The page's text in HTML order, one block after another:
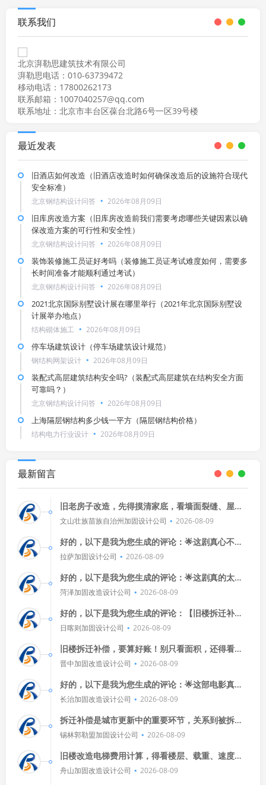
联系我们
北京湃勒思建筑技术有限公司
湃勒思电话：010-63739472
移动电话：17800262173
联系邮箱：1007040257@qq.com
联系地址：北京市丰台区葆台北路6号一区39号楼
最近发表
旧酒店如何改造（旧酒店改造时如何确保改造后的设施符合现代
安全标准）
北京钢结构设计问答 2026年08月09日
旧库房改造方案（旧库房改造前我们需要考虑哪些关键因素以确
保改造方案的可行性和安全性）
北京钢结构设计问答 2026年08月09日
装饰装修施工员证好考吗（装修施工员证考试难度如何，需要多
长时间准备才能顺利通过考试）
北京钢结构设计问答 2026年08月09日
2021北京国际别墅设计展在哪里举行（2021年北京国际别墅设
计展举办地点）
结构砌体施工 2026年08月09日
停车场建筑设计（停车场建筑设计规范）
钢结构网架设计 2026年08月09日
装配式高层建筑结构安全吗?（装配式高层建筑在结构安全方面
可靠吗？）
北京钢结构设计问答 2026年08月09日
上海隔层钢结构多少钱一平方（隔层钢结构价格）
结构电力行业设计 2026年08月09日
最新留言
旧老房子改造，先得摸清家底，看墙面裂缝、屋顶
漏水不？家具是否还能用？电路安全吗？通风采光
文山壮族苗族自治州加固设计公司 2026-08-09
好的，以下是我为您生成的评论：🌟这剧真心不
错！演员们演得投入，剧情也紧凑，看得我停不下
拉萨加固设计公司 2026-08-09
好的，以下是我为您生成的评论：🌟这剧真的太精
彩了！演员们演得太好了，剧情也超级吸引人，每
菏泽加固改造设计公司 2026-08-09
好的，以下是我为您生成的评论：【旧楼拆迁补偿
标准文件】真是个大事儿！不过别急，耐心看完，
日喀则加固设计公司 2026-08-09
旧楼拆迁补偿，要算好账！别只看面积，还得看地
段、楼层、新旧程度，多问问，多比较，别让小细
晋中加固改造设计公司 2026-08-09
好的，以下是我为您生成的评论：🌟这部电影真是
精彩绝伦！🎬从导演到演员，每一个细节都让人惊
长治加固改造设计公司 2026-08-09
拆迁补偿是城市更新中的重要环节，关系到被拆迁
户的切身利益，标准因地区、房屋状况和政策而
锡林郭勒盟加固设计公司 2026-08-09
旧楼改造电梯费用计算，得看楼层、载重、速度和
品牌，每层加价，载重越大越贵，速度快的更贵，
舟山加固改造设计公司 2026-08-09